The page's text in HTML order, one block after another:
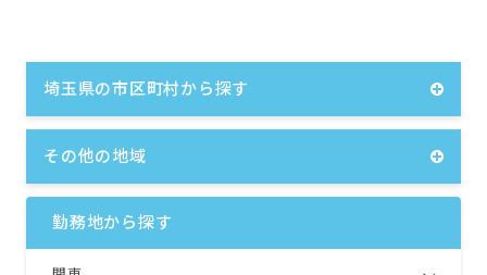
埼玉県の市区町村から探す
その他の地域
勤務地から探す